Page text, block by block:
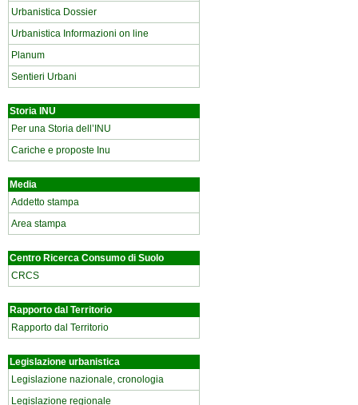
Urbanistica Dossier
Urbanistica Informazioni on line
Planum
Sentieri Urbani
Storia INU
Per una Storia dell’INU
Cariche e proposte Inu
Media
Addetto stampa
Area stampa
Centro Ricerca Consumo di Suolo
CRCS
Rapporto dal Territorio
Rapporto dal Territorio
Legislazione urbanistica
Legislazione nazionale, cronologia
Legislazione regionale